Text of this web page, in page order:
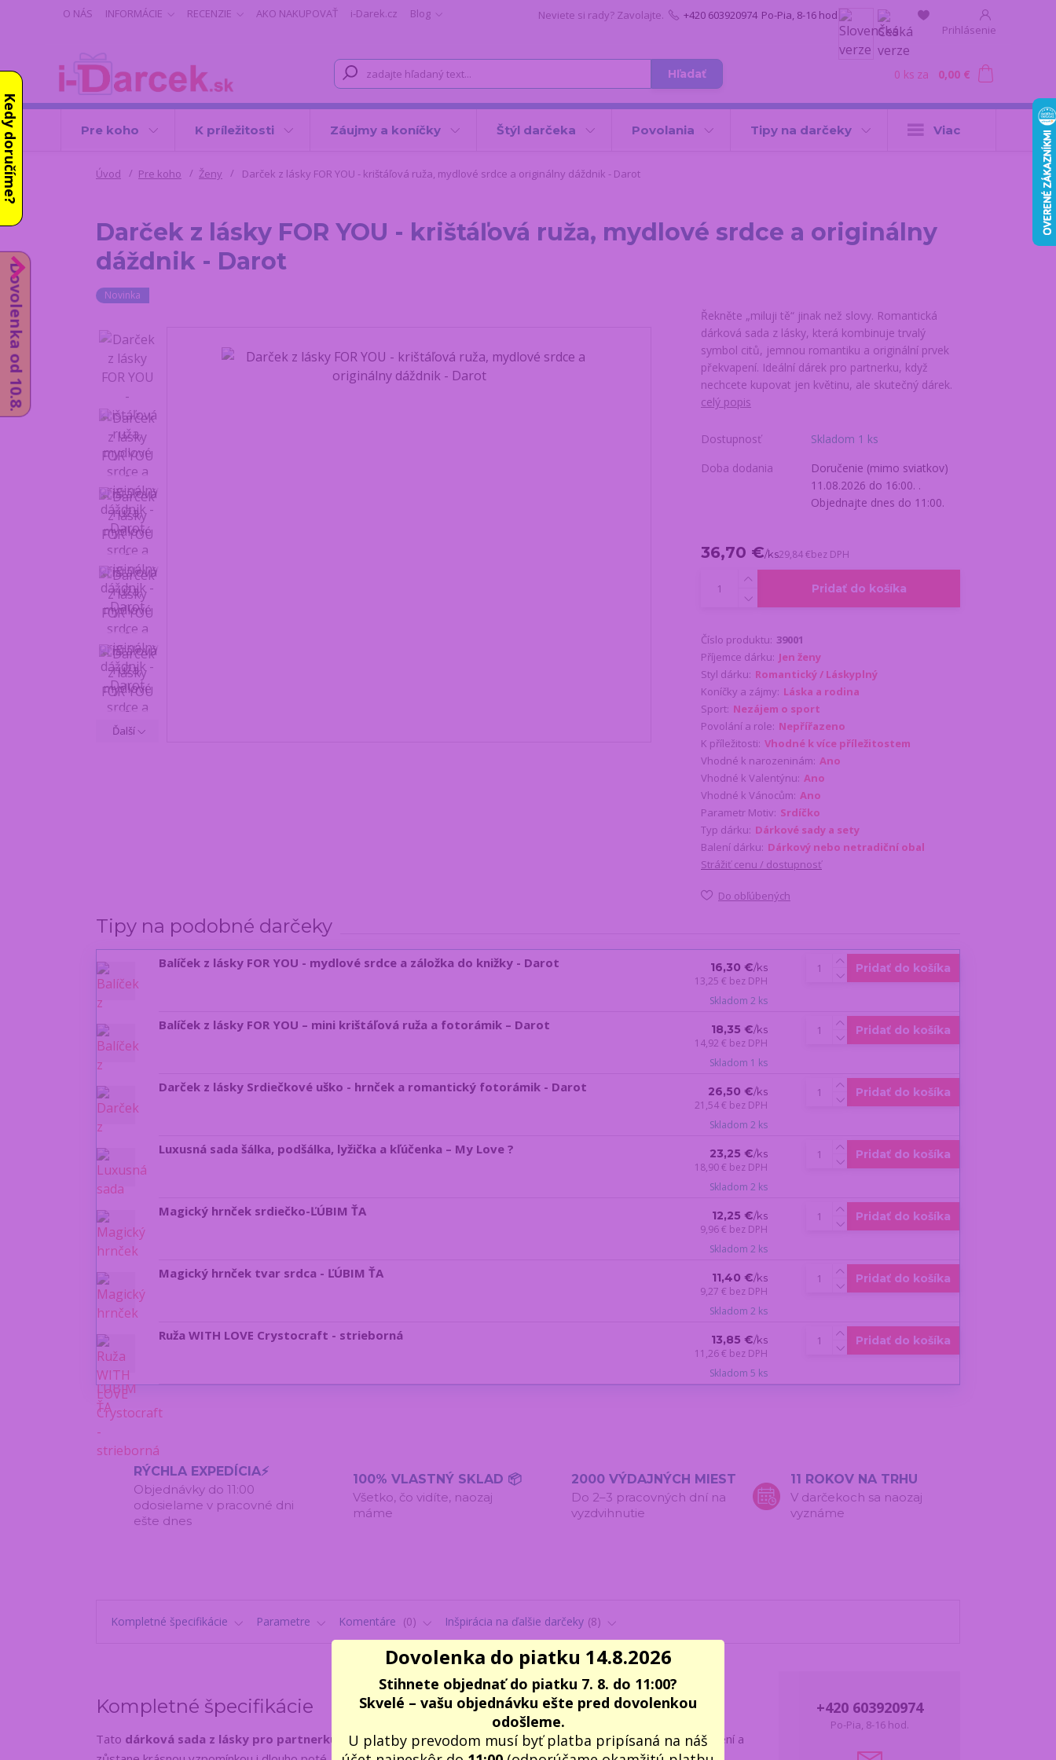
O NÁS INFORMÁCIE RECENZIE AKO NAKUPOVAŤ i-Darek.cz
Blog
Prihlásenie
Hľadať
Neviete si rady? Zavolajte. +420 603920974 Po-Pia, 8-16 hod.
0 ks za 0,00 €
Pre koho K príležitosti Záujmy a koníčky Štýl darčeka Povolania Tipy na darčeky Viac
Úvod Pre koho Ženy Darček z lásky FOR YOU - krištáľová ruža, mydlové srdce a originálny dáždnik - Darot
Darček z lásky FOR YOU - krištáľová ruža, mydlové srdce a originálny
dáždnik - Darot
Novinka
Ďalší
Řekněte „miluji tě“ jinak než slovy. Romantická
dárková sada z lásky, která kombinuje trvalý
symbol citů, jemnou romantiku a originální prvek
překvapení. Ideální dárek pro partnerku, když
nechcete kupovat jen květinu, ale skutečný dárek.
celý popis
Dostupnosť
Skladom 1 ks
Doba dodania
Doručenie (mimo sviatkov)
11.08.2026 do 16:00. .
Objednajte dnes do 11:00.
36,70 €/ks29,84 €bez DPH
Pridať do košíka
Číslo produktu: 39001
Příjemce dárku: Jen ženy
Styl dárku: Romantický / Láskyplný
Koníčky a zájmy: Láska a rodina
Sport: Nezájem o sport
Povolání a role: Nepřířazeno
K příležitosti: Vhodné k více příležitostem
Vhodné k narozeninám: Ano
Vhodné k Valentýnu: Ano
Vhodné k Vánocům: Ano
Parametr Motiv: Srdíčko
Typ dárku: Dárkové sady a sety
Balení dárku: Dárkový nebo netradiční obal
Strážiť cenu / dostupnosť
Do obľúbených
Tipy na podobné darčeky
Balíček z lásky FOR YOU - mydlové srdce a záložka do knižky - Darot 16,30 €/ks
13,25 € bez DPH
Skladom 2 ks
Pridať do košíka
Balíček z lásky FOR YOU – mini krištáľová ruža a fotorámik – Darot 18,35 €/ks
14,92 € bez DPH
Skladom 1 ks
Pridať do košíka
Darček z lásky Srdiečkové uško - hrnček a romantický fotorámik - Darot 26,50 €/ks
21,54 € bez DPH
Skladom 2 ks
Pridať do košíka
Luxusná sada šálka, podšálka, lyžička a kľúčenka – My Love ? 23,25 €/ks
18,90 € bez DPH
Skladom 2 ks
Pridať do košíka
Magický hrnček srdiečko-ĽÚBIM ŤA 12,25 €/ks
9,96 € bez DPH
Skladom 2 ks
Pridať do košíka
Magický hrnček tvar srdca - ĽÚBIM ŤA 11,40 €/ks
9,27 € bez DPH
Skladom 2 ks
Pridať do košíka
Ruža WITH LOVE Crystocraft - strieborná 13,85 €/ks
11,26 € bez DPH
Skladom 5 ks
Pridať do košíka
RÝCHLA EXPEDÍCIA⚡
Objednávky do 11:00
odosielame v pracovné dni
ešte dnes
100% VLASTNÝ SKLAD 📦
Všetko, čo vidíte, naozaj
máme
2000 VÝDAJNÝCH MIEST
Do 2–3 pracovných dní na
vyzdvihnutie
11 ROKOV NA TRHU
V darčekoch sa naozaj
vyznáme
Kompletné špecifikácie Parametre Komentáre 0 Inšpirácia na ďalšie darčeky 8
Kompletné špecifikácie
Tato dárková sada z lásky pro partnerku je navržena jako vyvážený a promyšlenýdárek , který potěší při rozbalení a
+420 603920974
Po-Pia, 8-16 hod.
Dovolenka do piatku 14.8.2026
Stihnete objednať do piatku 7. 8. do 11:00?
Skvelé – vašu objednávku ešte pred dovolenkou
odošleme.
U platby prevodom musí byť platba pripísaná na náš
Dovolenka od 10.8.
Kedy doručíme?